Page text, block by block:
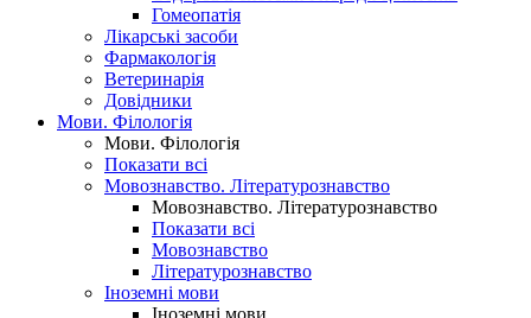
Гомеопатія
Лікарські засоби
Фармакологія
Ветеринарія
Довідники
Мови. Філологія
Мови. Філологія
Показати всі
Мовознавство. Літературознавство
Мовознавство. Літературознавство
Показати всі
Мовознавство
Літературознавство
Іноземні мови
Іноземні мови